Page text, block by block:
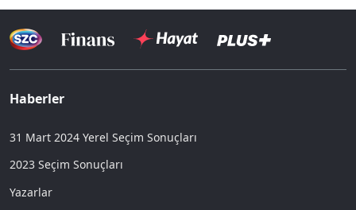
Haberler
31 Mart 2024 Yerel Seçim Sonuçları
2023 Seçim Sonuçları
Yazarlar